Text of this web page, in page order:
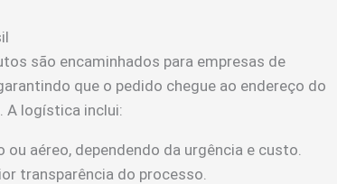
são encaminhados para empresas de
que o pedido chegue ao endereço do
A logística inclui:
aéreo, dependendo da urgência e custo.
transparência do processo.